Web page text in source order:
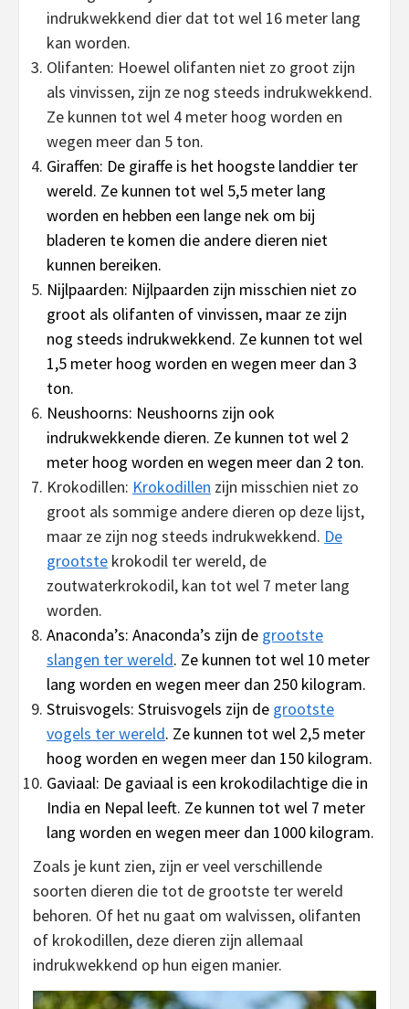
indrukwekkend dier dat tot wel 16 meter lang
kan worden.
Olifanten: Hoewel olifanten niet zo groot zijn
als vinvissen, zijn ze nog steeds indrukwekkend.
Ze kunnen tot wel 4 meter hoog worden en
wegen meer dan 5 ton.
Giraffen: De giraffe is het hoogste landdier ter
wereld. Ze kunnen tot wel 5,5 meter lang
worden en hebben een lange nek om bij
bladeren te komen die andere dieren niet
kunnen bereiken.
Nijlpaarden: Nijlpaarden zijn misschien niet zo
groot als olifanten of vinvissen, maar ze zijn
nog steeds indrukwekkend. Ze kunnen tot wel
1,5 meter hoog worden en wegen meer dan 3
ton.
Neushoorns: Neushoorns zijn ook
indrukwekkende dieren. Ze kunnen tot wel 2
meter hoog worden en wegen meer dan 2 ton.
Krokodillen: Krokodillen zijn misschien niet zo
groot als sommige andere dieren op deze lijst,
maar ze zijn nog steeds indrukwekkend. De
grootste krokodil ter wereld, de
zoutwaterkrokodil, kan tot wel 7 meter lang
worden.
Anaconda’s: Anaconda’s zijn de grootste
slangen ter wereld. Ze kunnen tot wel 10 meter
lang worden en wegen meer dan 250 kilogram.
Struisvogels: Struisvogels zijn de grootste
vogels ter wereld. Ze kunnen tot wel 2,5 meter
hoog worden en wegen meer dan 150 kilogram.
Gaviaal: De gaviaal is een krokodilachtige die in
India en Nepal leeft. Ze kunnen tot wel 7 meter
lang worden en wegen meer dan 1000 kilogram.
Zoals je kunt zien, zijn er veel verschillende
soorten dieren die tot de grootste ter wereld
behoren. Of het nu gaat om walvissen, olifanten
of krokodillen, deze dieren zijn allemaal
indrukwekkend op hun eigen manier.